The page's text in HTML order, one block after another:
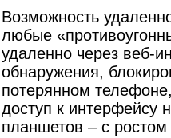
Возможность
любые
удаленно через веб-
обнаружения,
потерянном
доступ к интерфейсу
планшетов – с